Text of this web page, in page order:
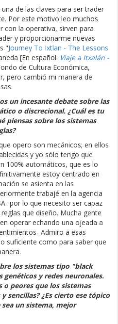
de las claves para ser trader
Por este motivo leo muchos
con la operativa, sirven para
y proporcionarme nuevas
"Journey To Ixtlan - The Lessons
[En español: Viaje a Itxalán -
de Cultura Económica,
pero cambió mi manera de
un incesante debate sobre las
o discrecional. ¿Cuál es tu
piensas sobre los sistemas
opero son mecánicos; en ellos
y yo sólo tengo que
100% automáticos, que es lo
estoy centrado en
se asienta en las
trabajé en la agencia
por lo que necesito ser capaz
que diseño. Mucha gente
operar echando una ojeada a
Admiro a esas
suficiente como para saber que
los sistemas tipo "black
y redes neuronales.
o peores que los sistemas
sencillas? ¿Es cierto ese tópico
un sistema, mejor